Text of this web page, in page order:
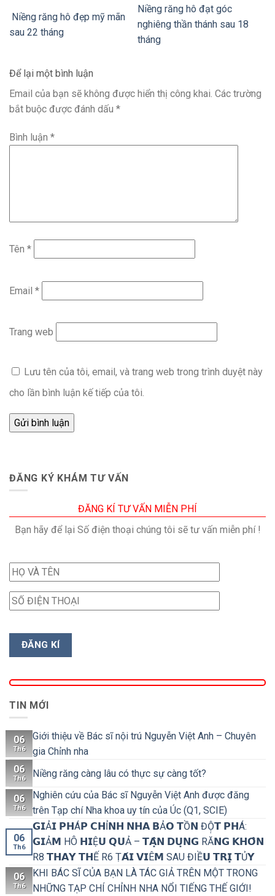
Niềng răng hô đẹp mỹ mãn
sau 22 tháng
Niềng răng hô đạt góc
nghiêng thần thánh sau 18
tháng
Để lại một bình luận
Email của bạn sẽ không được hiển thị công khai. Các trường
bắt buộc được đánh dấu *
Bình luận *
Tên *
Email *
Trang web
Lưu tên của tôi, email, và trang web trong trình duyệt này
cho lần bình luận kế tiếp của tôi.
ĐĂNG KÝ KHÁM TƯ VẤN
ĐĂNG KÍ TƯ VẤN MIỄN PHÍ
Bạn hãy để lại Số điện thoại chúng tôi sẽ tư vấn miễn phí !
TIN MỚI
06
Th6
Giới thiệu về Bác sĩ nội trú Nguyễn Việt Anh – Chuyên
gia Chỉnh nha
06
Th6 Niềng răng càng lâu có thực sự càng tốt?
06
Th6
Nghiên cứu của Bác sĩ Nguyễn Việt Anh được đăng
trên Tạp chí Nha khoa uy tín của Úc (Q1, SCIE)
06
Th6
𝗚𝗜Ả𝗜 𝗣𝗛Á𝗣 𝗖𝗛Ỉ𝗡𝗛 𝗡𝗛𝗔 𝗕Ả𝗢 𝗧Ồ𝗡 ĐỘ̣𝗧 𝗣𝗛Á:
𝗚𝗜Ả𝗠 HÔ 𝗛𝗜Ệ𝗨 𝗤𝗨Ả – 𝗧𝗔̣̂𝗡 𝗗𝗨̣𝗡𝗚 RĂ𝗡𝗚 𝗞𝗛𝗢̂𝗡
R8 𝗧𝗛𝗔𝗬 𝗧𝗛Ế R6 Ṭ𝗔́𝗜 𝗩𝗜Ê𝗠 SAU ĐIỀ𝗨 𝗧𝗥𝗜̣ 𝗧Ủ𝗬
06
Th6
KHI BÁC SĨ CỦA BẠN LÀ TÁC GIẢ TRÊN MỘT TRONG
NHỮNG TẠP CHÍ CHỈNH NHA NỔI TIẾNG THẾ GIỚI!